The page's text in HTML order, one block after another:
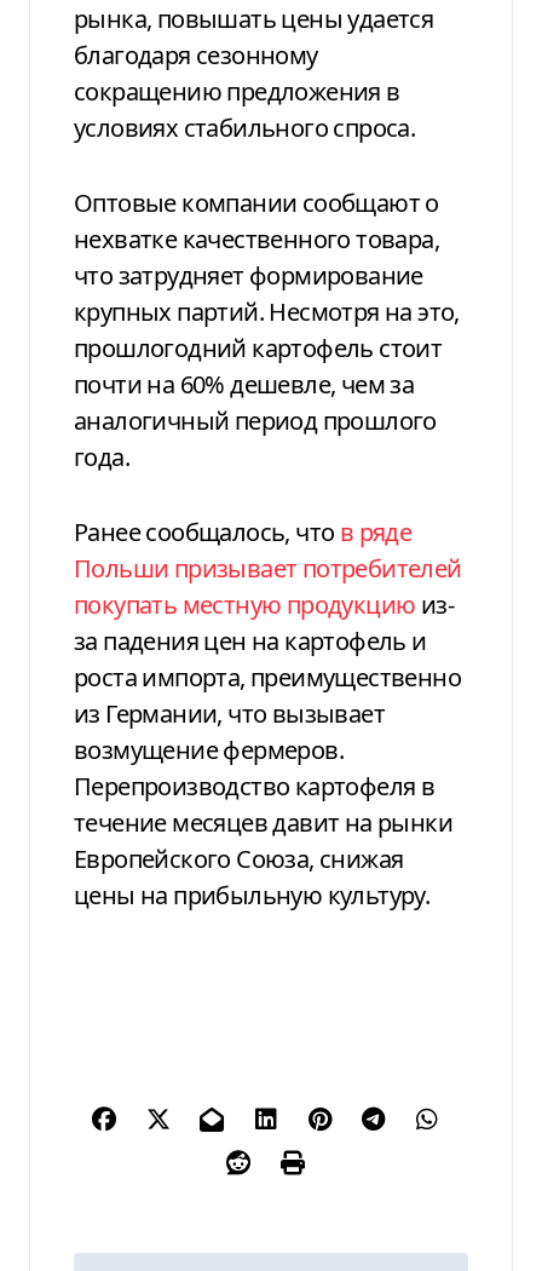
рынка, повышать цены удается
благодаря сезонному
сокращению предложения в
условиях стабильного спроса.
Оптовые компании сообщают о
нехватке качественного товара,
что затрудняет формирование
крупных партий. Несмотря на это,
прошлогодний картофель стоит
почти на 60% дешевле, чем за
аналогичный период прошлого
года.
Ранее сообщалось, что в ряде
Польши призывает потребителей
покупать местную продукцию из-
за падения цен на картофель и
роста импорта, преимущественно
из Германии, что вызывает
возмущение фермеров.
Перепроизводство картофеля в
течение месяцев давит на рынки
Европейского Союза, снижая
цены на прибыльную культуру.